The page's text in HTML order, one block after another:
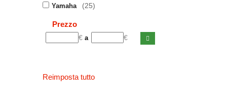
Yamaha (25)
Prezzo
€ a €
Reimposta tutto